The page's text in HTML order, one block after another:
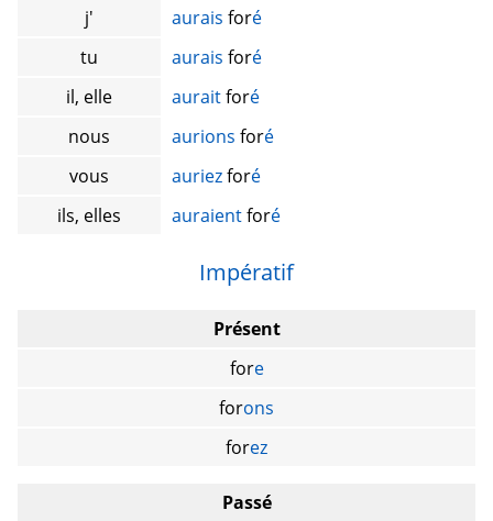
j'
aurais foré
tu
aurais foré
il, elle
auraitforé
nous
aurions foré
vous
auriezforé
ils, elles
auraientforé
Impératif
Présent
fore
forons
forez
Passé